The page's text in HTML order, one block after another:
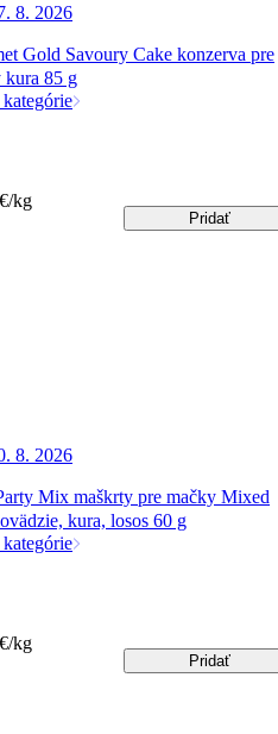
8. 2026
Gold Savoury Cake konzerva pre
kura 85 g
8. 2026
kg
Pridať
Mix maškrty pre mačky Mixed
kura, losos 60 g
kg
Pridať